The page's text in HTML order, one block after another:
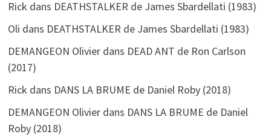
Rick dans DEATHSTALKER de James Sbardellati (1983)
Oli dans DEATHSTALKER de James Sbardellati (1983)
DEMANGEON Olivierdans DEAD ANT de Ron Carlson
(2017)
Rick dans DANS LA BRUME de Daniel Roby (2018)
DEMANGEON Olivierdans DANS LA BRUME de Daniel
Roby (2018)